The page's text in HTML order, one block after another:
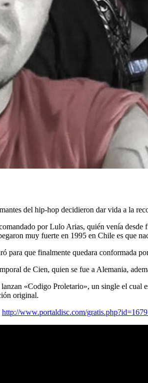
del hip-hop decidieron dar vida a la
por Lulo Arias, quién venía
muy fuerte en 1995 en Chile es que
para que finalmente quedara conformada
de Cien, quien se fue a Alemania,
«Codigo Proletario», un single el cual
original.
http://www.portaldisc.com/